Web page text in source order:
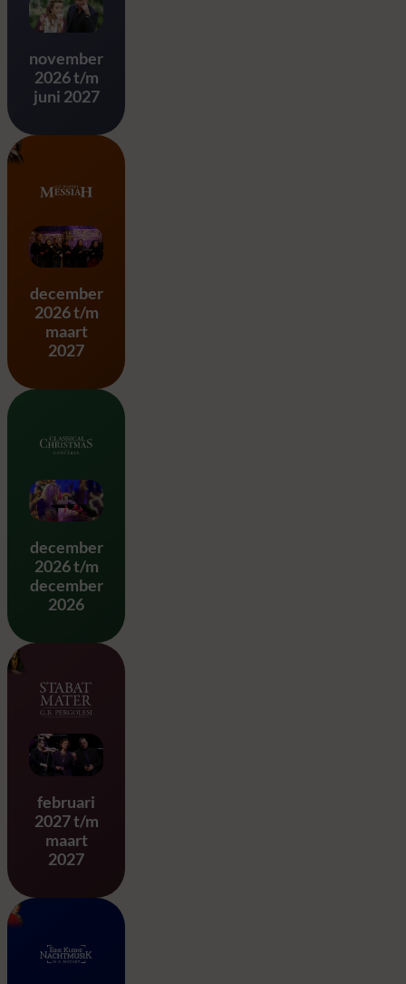
Ode aan Bach
november
2026 t/m
juni 2027
Messiah – G.F. Händel
december
2026 t/m
maart
2027
Classical Christmas
december
2026 t/m
december
2026
Stabat Mater – G.B.
februari
2027 t/m
maart
2027